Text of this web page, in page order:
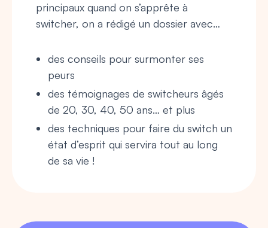
principaux quand on s’apprête à
switcher, on a rédigé un dossier avec…
des conseils pour surmonter ses
peurs
des témoignages de switcheurs âgés
de 20, 30, 40, 50 ans… et plus
des techniques pour faire du switch un
état d’esprit qui servira tout au long
de sa vie !